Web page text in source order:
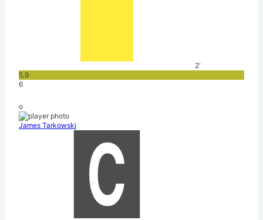
2'
5,9
6
o
James Tarkowski